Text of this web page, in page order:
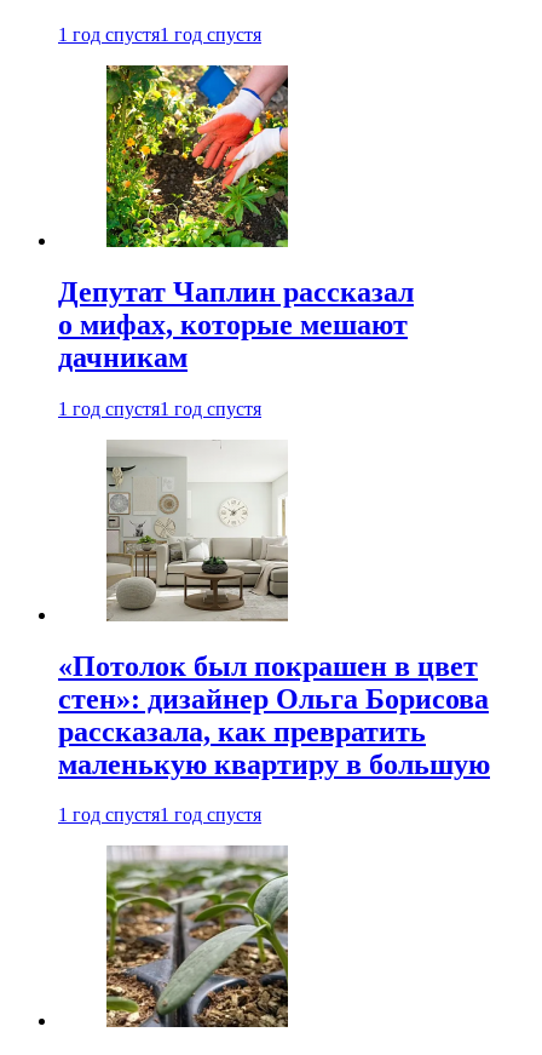
1 год спустя1 год спустя
Депутат Чаплин рассказал
о мифах, которые мешают
дачникам
1 год спустя1 год спустя
«Потолок был покрашен в цвет
стен»: дизайнер Ольга Борисова
рассказала, как превратить
маленькую квартиру в большую
1 год спустя1 год спустя